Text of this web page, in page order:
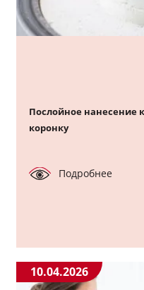
Послойное нанесение
коронку
Подробнее
10.04.2026